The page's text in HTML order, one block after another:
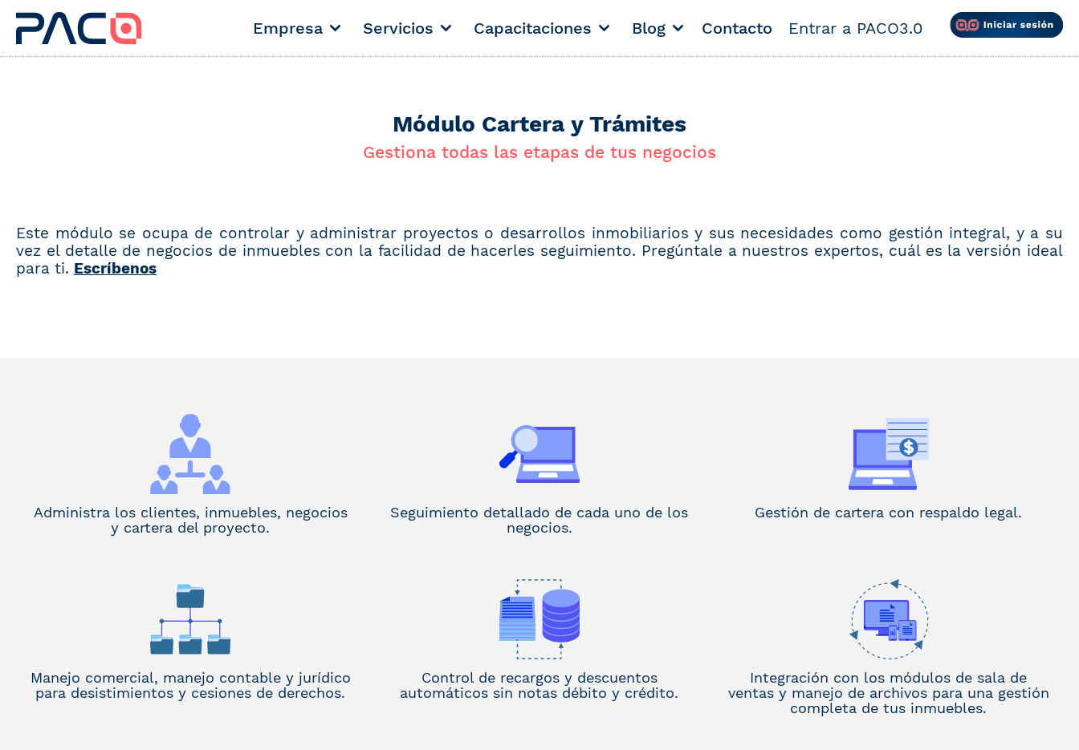
Empresa Servicios Capacitaciones Blog Contacto Entrar a PACO3.0
Módulo Cartera y Trámites
Gestiona todas las etapas de tus negocios
Este módulo se ocupa de controlar y administrar proyectos o desarrollos inmobiliarios y sus necesidades como gestión integral, y a su
vez el detalle de negocios de inmuebles con la facilidad de hacerles seguimiento. Pregúntale a nuestros expertos, cuál es la versión ideal
para ti. Escríbenos
Administra los clientes, inmuebles, negocios
y cartera del proyecto.
Seguimiento detallado de cada uno de los
negocios.
Gestión de cartera con respaldo legal.
Manejo comercial, manejo contable y jurídico
para desistimientos y cesiones de derechos.
Control de recargos y descuentos
automáticos sin notas débito y crédito.
Integración con los módulos de sala de
ventas y manejo de archivos para una gestión
completa de tus inmuebles.